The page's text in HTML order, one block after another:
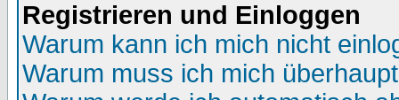
Registrieren und Einloggen
Warum kann ich mich nicht
Warum muss ich mich